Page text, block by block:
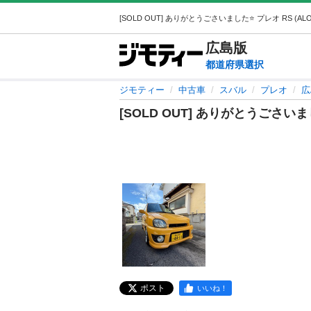
広島版
都道府県選択
ジモティー 中古車 スバル プレオ
[SOLD OUT] ありがとうごさいま
ポスト いいね！